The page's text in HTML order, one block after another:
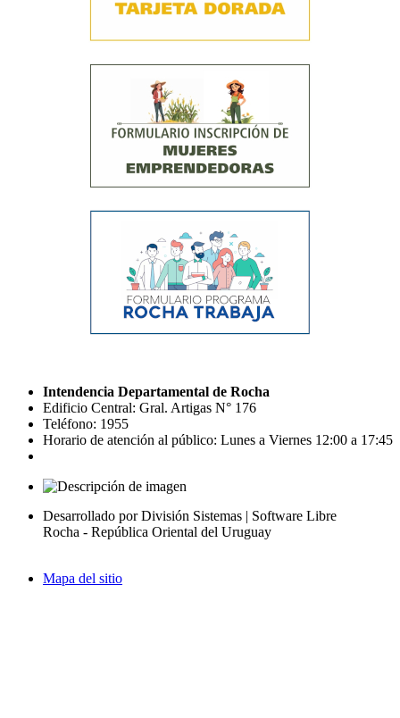
Intendencia Departamental de Rocha
Edificio Central: Gral. Artigas N° 176
Teléfono: 1955
Horario de atención al público: Lunes a Viernes 12:00 a 17:45
Desarrollado por División Sistemas | Software Libre
Rocha - República Oriental del Uruguay
Mapa del sitio